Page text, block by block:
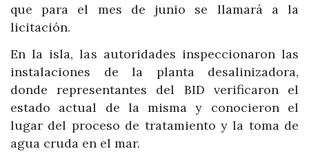
que para el mes de junio se llamará a la
licitación.
En la isla, las autoridades inspeccionaron las
instalaciones de la planta desalinizadora,
donde representantes del BID verificaron el
estado actual de la misma y conocieron el
lugar del proceso de tratamiento y la toma de
agua cruda en el mar.